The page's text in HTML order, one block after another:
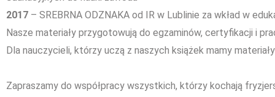
2017 – SREBRNA ODZNAKA od IR w Lublinie za wkład w
Nasze materiały przygotowują do egzaminów, certyfikacji i
Dla nauczycieli, którzy uczą z naszych książek mamy
Zapraszamy do współpracy wszystkich, którzy kochają